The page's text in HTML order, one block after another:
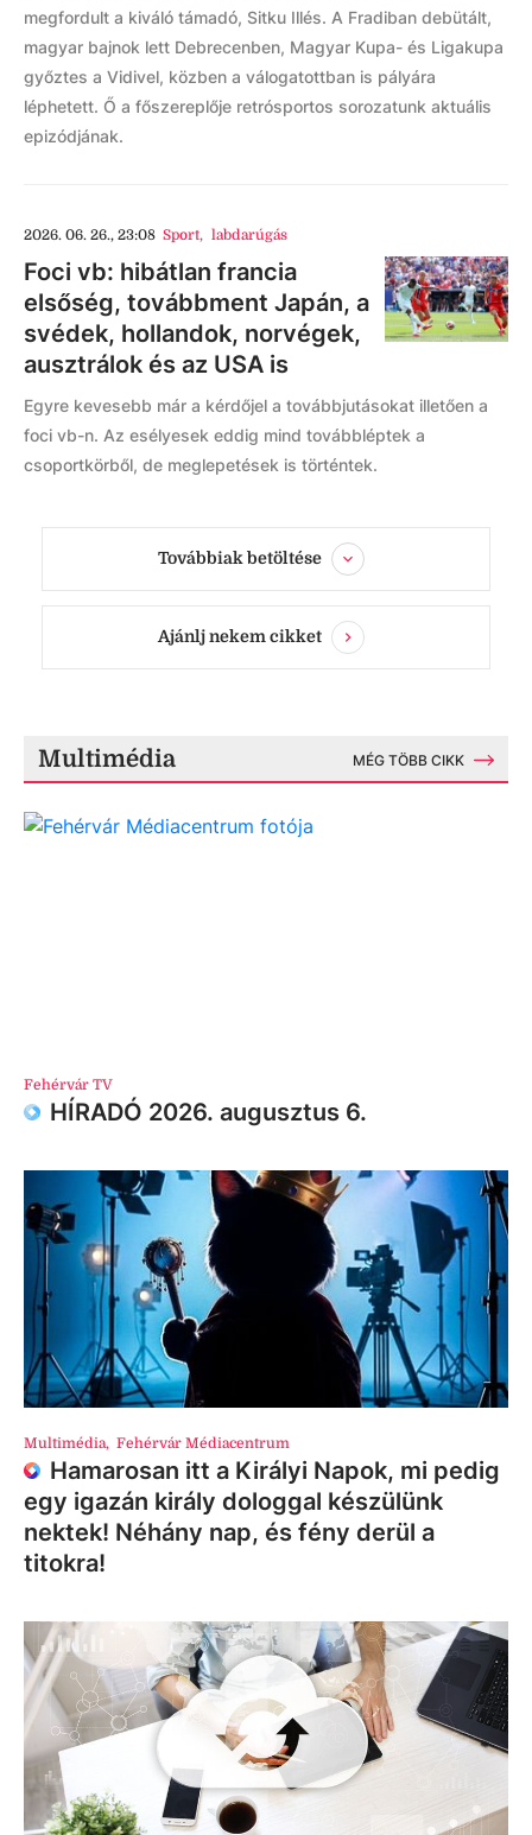
megfordult a kiváló támadó, Sitku Illés. A Fradiban debütált,
magyar bajnok lett Debrecenben, Magyar Kupa- és Ligakupa
győztes a Vidivel, közben a válogatottban is pályára
léphetett. Ő a főszereplője retrósportos sorozatunk aktuális
epizódjának.
2026. 06. 26., 23:08 Sport, labdarúgás
Foci vb: hibátlan francia
elsőség, továbbment Japán, a
svédek, hollandok, norvégek,
ausztrálok és az USA is
Egyre kevesebb már a kérdőjel a továbbjutásokat illetően a
foci vb-n. Az esélyesek eddig mind továbbléptek a
csoportkörből, de meglepetések is történtek.
Továbbiak betöltése
Ajánlj nekem cikket
Multimédia MÉG TÖBB CIKK
Fehérvár TV
HÍRADÓ 2026. augusztus 6.
Multimédia, Fehérvár Médiacentrum
Hamarosan itt a Királyi Napok, mi pedig
egy igazán király dologgal készülünk
nektek! Néhány nap, és fény derül a
titokra!